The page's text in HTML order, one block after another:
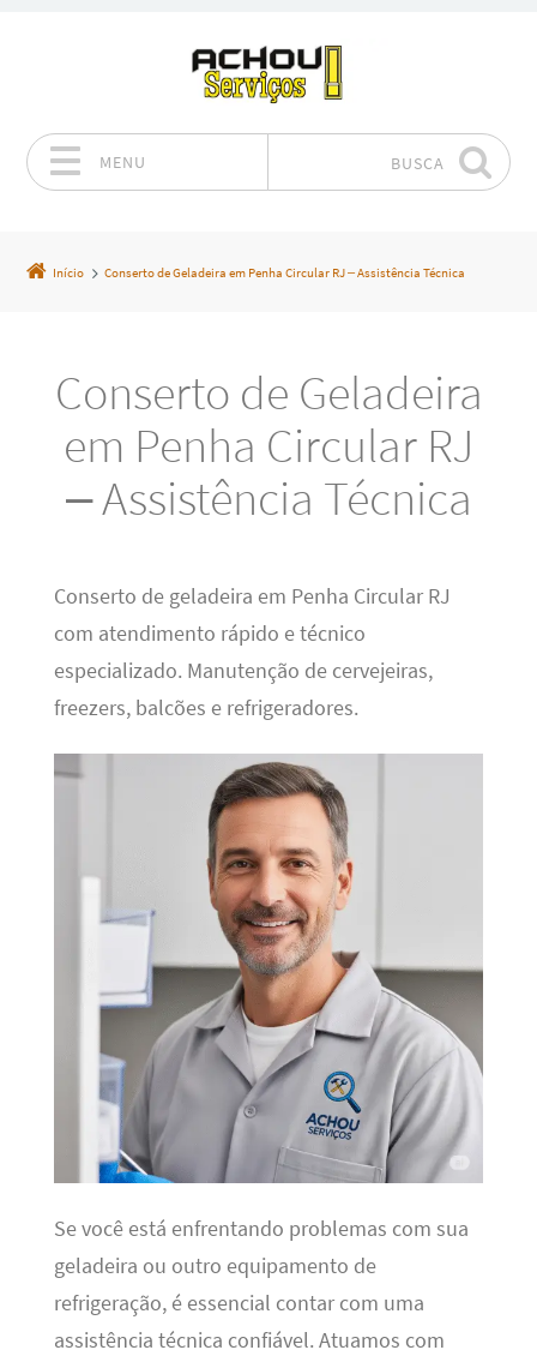
MENU BUSCA
Início Conserto de Geladeira em Penha Circular RJ – Assistência Técnica
Conserto de Geladeira
em Penha Circular RJ
– Assistência Técnica
Conserto de geladeira em Penha Circular RJ
com atendimento rápido e técnico
especializado. Manutenção de cervejeiras,
freezers, balcões e refrigeradores.
Se você está enfrentando problemas com sua
geladeira ou outro equipamento de
refrigeração, é essencial contar com uma
assistência técnica confiável. Atuamos com